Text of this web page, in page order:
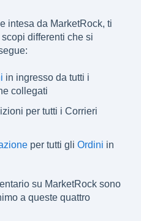
intesa da MarketRock, ti
differenti che si
in ingresso da tutti i
collegati
per tutti i Corrieri
per tutti gli Ordini in
su MarketRock sono
a queste quattro